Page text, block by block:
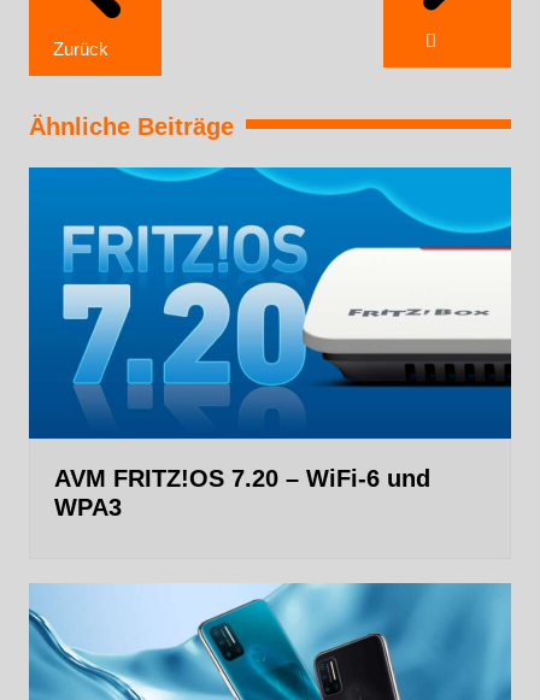
Zurück
Ähnliche Beiträge
AVM FRITZ!OS 7.20 – WiFi-6 und
WPA3